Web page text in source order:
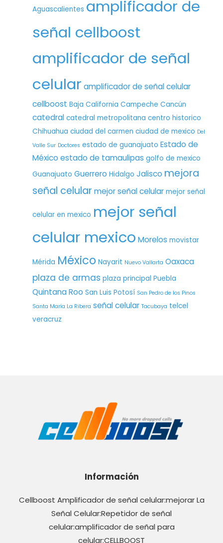
Aguascalientes amplificador de
señal cellboost
amplificador de señal
celular amplificador de señal celular
cellboost Baja California Campeche Cancún
catedral catedral metropolitana centro historico
Chihuahua ciudad del carmen ciudad de mexico Del
Valle Sur Doctores estado de guanajuato Estado de
México estado de tamaulipas golfo de mexico
Guanajuato Guerrero Hidalgo Jalisco mejora
señal celular mejor señal celular mejor señal
celular en mexico mejor señal
celular mexico Morelos movistar
Mérida México Nayarit Nuevo Vallarta Oaxaca
plaza de armas plaza principal Puebla
Quintana Roo San Luis Potosí San Pedro de los Pinos
Santa María La Ribera señal celular Tacubaya telcel
veracruz
Información
Cellboost Amplificador de señal celular:mejorar La
Señal Celular:Repetidor de señal
celular:amplificador de señal para
celular:CELLBOOST